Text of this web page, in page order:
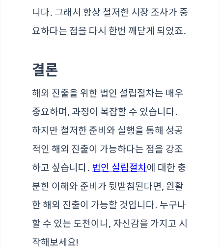
니다. 그래서 항상 철저한 시장 조사가 중
요하다는 점을 다시 한번 깨닫게 되었죠.
결론
해외 진출을 위한 법인 설립절차는 매우
중요하며, 과정이 복잡할 수 있습니다.
하지만 철저한 준비와 실행을 통해 성공
적인 해외 진출이 가능하다는 점을 강조
하고 싶습니다. 법인 설립절차에 대한 충
분한 이해와 준비가 뒷받침된다면, 원활
한 해외 진출이 가능할 것입니다. 누구나
할 수 있는 도전이니, 자신감을 가지고 시
작해보세요!